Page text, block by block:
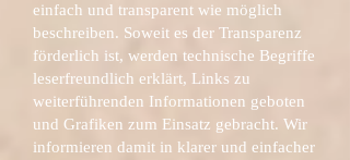
einfach und transparent wie möglich
beschreiben. Soweit es der Transparenz
förderlich ist, werden technische Begriffe
leserfreundlich erklärt, Links zu
weiterführenden Informationen geboten
und Grafiken zum Einsatz gebracht. Wir
informieren damit in klarer und einfacher